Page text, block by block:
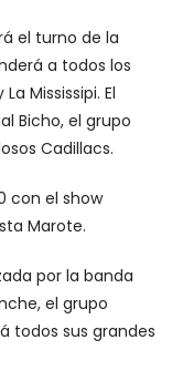
el turno de la
a todos los
Mississipi. El
Bicho, el grupo
Cadillacs.
con el show
Marote.
por la banda
el grupo
todos sus grandes